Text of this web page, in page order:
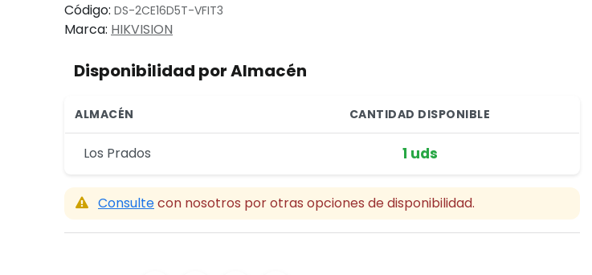
Código: DS-2CE16D5T-VFIT3
Marca: HIKVISION
Disponibilidad por Almacén
ALMACÉN CANTIDAD DISPONIBLE
Los Prados 1 uds
Consultecon nosotros por otras opciones de disponibilidad.